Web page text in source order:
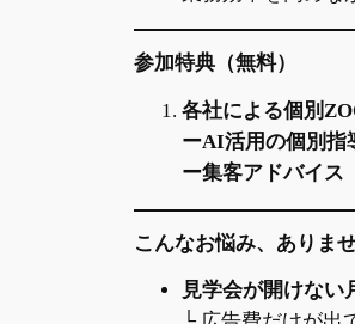
参加特典（無料）
各社による個別
ーAI活用の個別指
ー集客アドバイス
こんなお悩み、ありま
見学会が開けない